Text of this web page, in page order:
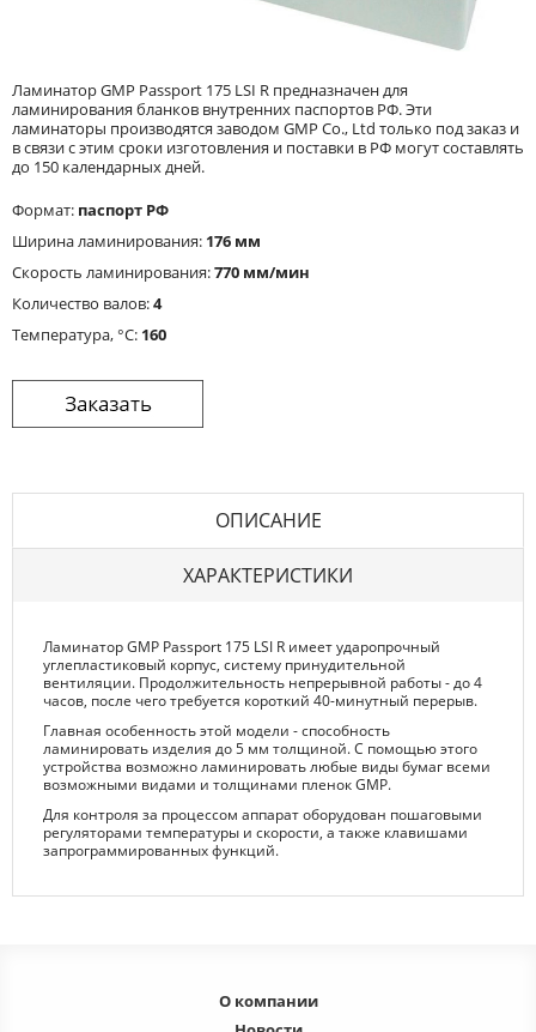
Ламинатор GMP Passport 175 LSI R предназначен для
ламинирования бланков внутренних паспортов РФ. Эти
ламинаторы производятся заводом GMP Co., Ltd только под заказ и
в связи с этим сроки изготовления и поставки в РФ могут составлять
до 150 календарных дней.
Формат: паспорт РФ
Ширина ламинирования: 176 мм
Cкорость ламинирования:770 мм/мин
Количество валов:4
Температура, °C: 160
ОПИСАНИЕ
ХАРАКТЕРИСТИКИ
Ламинатор GMP Passport 175 LSI R имеет ударопрочный
углепластиковый корпус, систему принудительной
вентиляции. Продолжительность непрерывной работы - до 4
часов, после чего требуется короткий 40-минутный перерыв.
Главная особенность этой модели - способность
ламинировать изделия до 5 мм толщиной. С помощью этого
устройства возможно ламинировать любые виды бумаг всеми
возможными видами и толщинами пленок GMP.
Для контроля за процессом аппарат оборудован пошаговыми
регуляторами температуры и скорости, а также клавишами
запрограммированных функций.
О компании